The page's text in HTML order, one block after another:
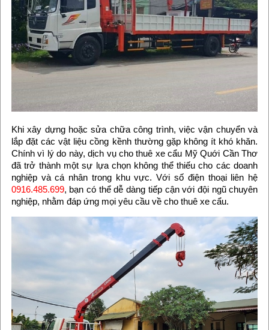
Khi xây dựng hoặc sửa chữa công trình, việc vận chuyển và
lắp đặt các vật liệu cồng kềnh thường gặp không ít khó khăn.
Chính vì lý do này, dịch vụ cho thuê xe cẩu Mỹ Quới Cần Thơ
đã trở thành một sự lựa chọn không thể thiếu cho các doanh
nghiệp và cá nhân trong khu vực. Với số điện thoại liên hệ
0916.485.699, bạn có thể dễ dàng tiếp cận với đội ngũ chuyên
nghiệp, nhằm đáp ứng mọi yêu cầu về cho thuê xe cẩu.